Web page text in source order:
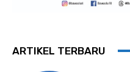
ARTIKEL TERBARU